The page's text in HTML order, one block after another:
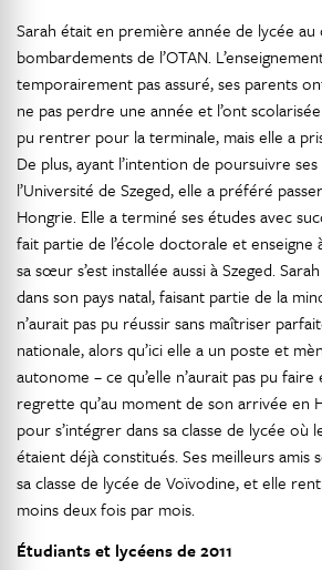
Sarah était en première année de lycée au
bombardements de l’OTAN.
temporairement pas assuré, ses parents
ne pas perdre une année et l’ont
pu rentrer pour la terminale, mais elle a
De plus, ayant l’intention de poursuivre
l’Université de Szeged, elle a préféré
Hongrie. Elle a terminé ses études avec
fait partie de l’école doctorale et enseigne
sa sœur s’est installée aussi à Szeged.
dans son pays natal, faisant partie de la
n’aurait pas pu réussir sans maîtriser
nationale, alors qu’ici elle a un poste et
autonome – ce qu’elle n’aurait pas pu faire
regrette qu’au moment de son arrivée en
pour s’intégrer dans sa classe de lycée où
étaient déjà constitués. Ses meilleurs amis
sa classe de lycée de Voïvodine, et elle
moins deux fois par mois.
Étudiants et lycéens de 2011